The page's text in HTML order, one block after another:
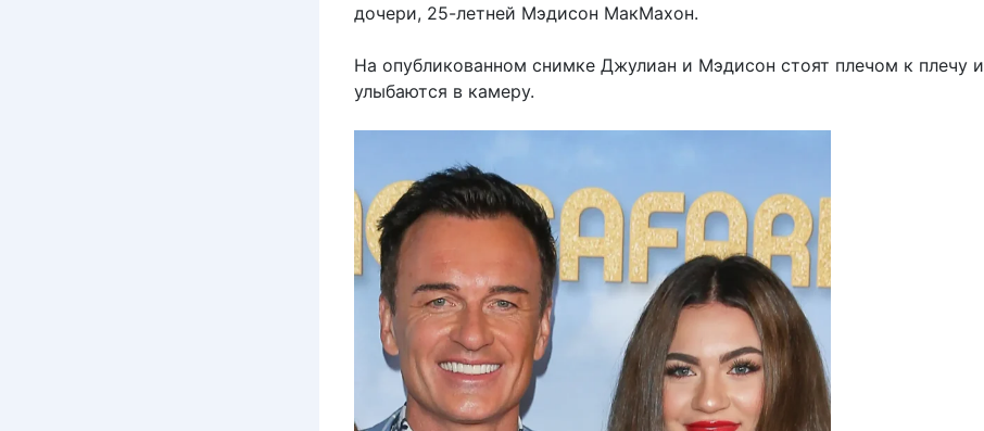
дочери, 25-летней Мэдисон МакМахон.
На опубликованном снимке Джулиан и Мэдисон стоят плечом к плечу и
улыбаются в камеру.